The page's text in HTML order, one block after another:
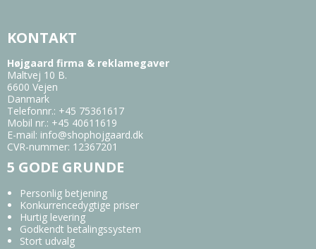
KONTAKT
Højgaard firma & reklamegaver
Maltvej 10 B.
6600 Vejen
Danmark
Telefonnr.: +45 75361617
Mobil nr.: +45 40611619
E-mail: info@shophojgaard.dk
CVR-nummer: 12367201
5 GODE GRUNDE
Personlig betjening
Konkurrencedygtige priser
Hurtig levering
Godkendt betalingssystem
Stort udvalg